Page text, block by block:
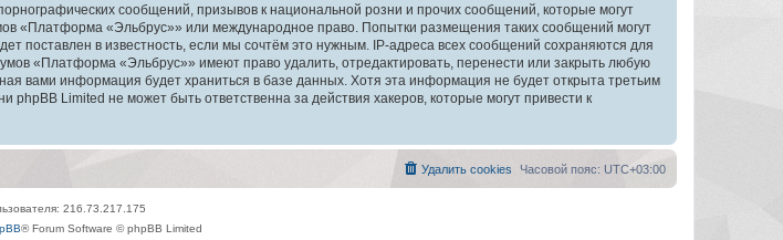
сообщений, призывов к национальной розни и прочих сообщений, которые могут
«Платформа «Эльбрус»» или международное право. Попытки размещения таких сообщений могут
поставлен в известность, если мы сочтём это нужным. IP-адреса всех сообщений сохраняются для
«Платформа «Эльбрус»» имеют право удалить, отредактировать, перенести или закрыть любую
вами информация будет храниться в базе данных. Хотя эта информация не будет открыта третьим
Limited не может быть ответственна за действия хакеров, которые могут привести к
Часовой пояс: UTC+03:00
Удалить cookies
216.73.217.175
® Forum Software © phpBB Limited